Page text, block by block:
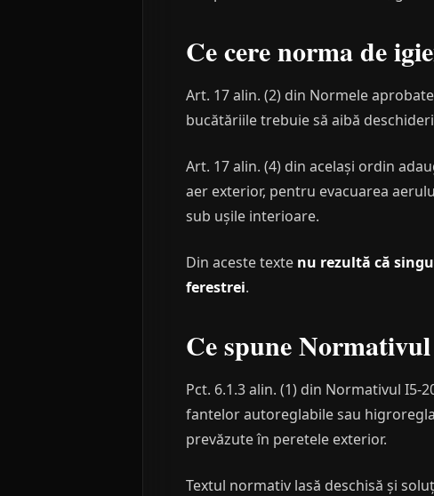
Ce cere norma de
Art. 17 alin. (2) din Normele
bucătăriile trebuie să aibă
Art. 17 alin. (4) din același ordin
aer exterior, pentru evacuarea
sub ușile interioare.
Din aceste texte nu rezultă că
ferestrei.
Ce spune
Pct. 6.1.3 alin. (1) din Normativul
fantelor autoreglabile sau
prevăzute în peretele exterior.
Textul normativ lasă deschisă și